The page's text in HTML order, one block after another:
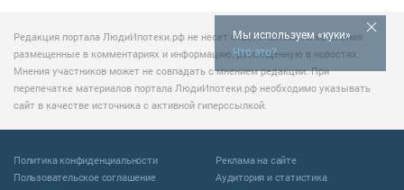
Мы используем «куки»
Что это?
Редакция портала ЛюдиИпотеки.рф не несет ответственности за мнения
размещенные в комментариях и информацию, размещенную в новостях.
Мнения участников может не совпадать с мнением редакции. При
перепечатке материалов портала ЛюдиИпотеки.рф необходимо указывать
сайт в качестве источника с активной гиперссылкой.
Политика конфиденциальности
Пользовательское соглашение
Реклама на сайте
Аудитория и статистика